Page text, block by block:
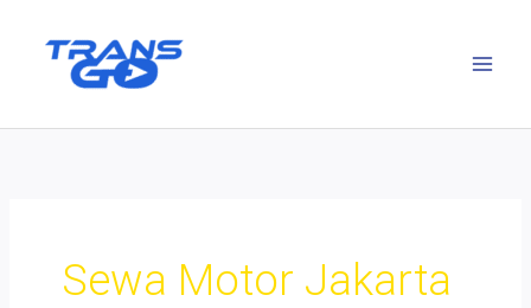
Sewa Motor Jakarta